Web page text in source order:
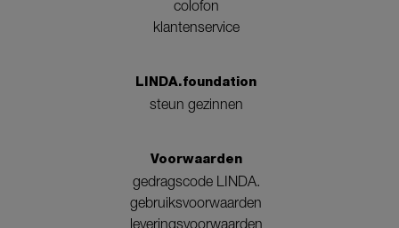
colofon
klantenservice
LINDA.foundation
steun gezinnen
Voorwaarden
gedragscode LINDA.
gebruiksvoorwaarden
leveringsvoorwaarden